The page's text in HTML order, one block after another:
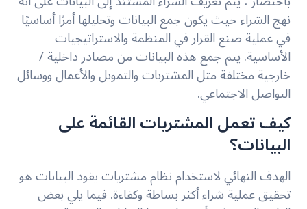
نهج الشراء حيث يكون جمع البيانات وتحليلها أمرًا أساسيًا
في عملية صنع القرار في المنظمة والاستراتيجيات
الأساسية. يتم جمع هذه البيانات من مصادر داخلية /
خارجية مختلفة مثل المشتريات والتمويل والأعمال ووسائل
التواصل الاجتماعي.
كيف تعمل المشتريات القائمة على
البيانات؟
الهدف النهائي لاستخدام نظام مشتريات يقود البيانات هو
تحقيق عملية شراء أكثر بساطة وكفاءة. فيما يلي بعض